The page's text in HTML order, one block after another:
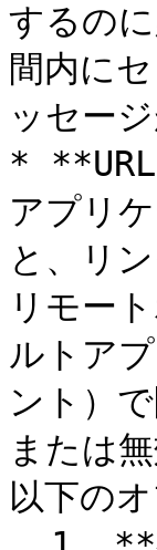
するの
間内に
ッセー
*
アプリ
と、リ
リモー
ルトア
ント）
または
以下の